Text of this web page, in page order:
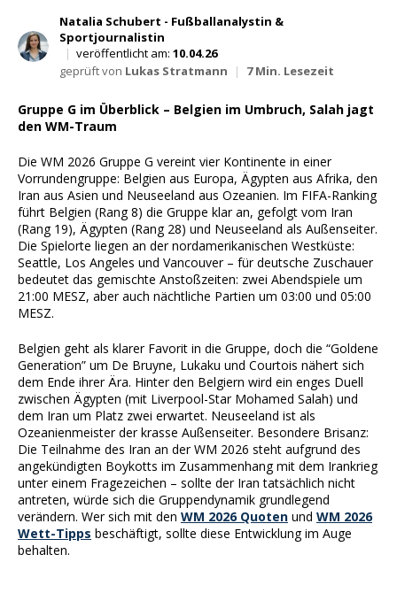
Wett Tipps für Heute
Natalia Schubert - Fußballanalystin &
Sportjournalistin
| veröffentlicht am: 10.04.26
geprüft von Lukas Stratmann | 7 Min. Lesezeit
Gruppe G im Überblick – Belgien im Umbruch, Salah jagt
den WM-Traum
Die WM 2026 Gruppe G vereint vier Kontinente in einer
Vorrundengruppe: Belgien aus Europa, Ägypten aus Afrika, den
Iran aus Asien und Neuseeland aus Ozeanien. Im FIFA-Ranking
führt Belgien (Rang 8) die Gruppe klar an, gefolgt vom Iran
(Rang 19), Ägypten (Rang 28) und Neuseeland als Außenseiter.
Die Spielorte liegen an der nordamerikanischen Westküste:
Seattle, Los Angeles und Vancouver – für deutsche Zuschauer
bedeutet das gemischte Anstoßzeiten: zwei Abendspiele um
21:00 MESZ, aber auch nächtliche Partien um 03:00 und 05:00
MESZ.
Belgien geht als klarer Favorit in die Gruppe, doch die “Goldene
Generation” um De Bruyne, Lukaku und Courtois nähert sich
dem Ende ihrer Ära. Hinter den Belgiern wird ein enges Duell
zwischen Ägypten (mit Liverpool-Star Mohamed Salah) und
dem Iran um Platz zwei erwartet. Neuseeland ist als
Ozeanienmeister der krasse Außenseiter. Besondere Brisanz:
Die Teilnahme des Iran an der WM 2026 steht aufgrund des
angekündigten Boykotts im Zusammenhang mit dem Irankrieg
unter einem Fragezeichen – sollte der Iran tatsächlich nicht
antreten, würde sich die Gruppendynamik grundlegend
verändern. Wer sich mit den WM 2026 Quoten und WM 2026
Wett-Tipps beschäftigt, sollte diese Entwicklung im Auge
behalten.